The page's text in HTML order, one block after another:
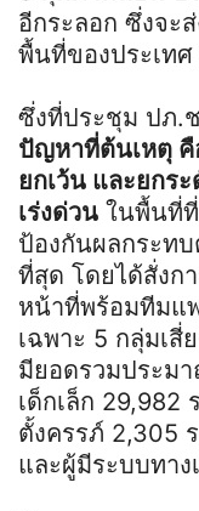
อีกระลอก ซึ่งจะ
พื้นที่ของประเท
ซึ่งที่ประชุม ปภ.
ปัญหาที่ต้นเหตุ คื
ยกเว้น และยกร
เร่งด่วน ในพื้นที่
ป้องกันผลกระท
ที่สุด โดยได้สั่งก
หน้าที่พร้อมทีมแ
เฉพาะ 5 กลุ่มเสี่
มียอดรวมประม
เด็กเล็ก 29,982
ตั้งครรภ์ 2,305
และผู้มีระบบทาง